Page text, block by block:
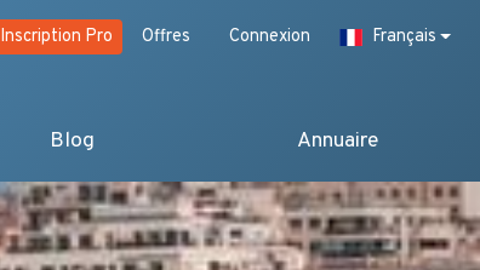
Inscription Pro Offres Connexion Français
Blog Annuaire